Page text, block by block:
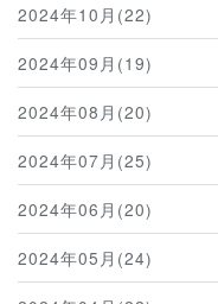
2024年10月(22)
2024年09月(19)
2024年08月(20)
2024年07月(25)
2024年06月(20)
2024年05月(24)